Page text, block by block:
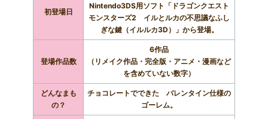
初登場日
Nintendo3DS用ソフト「ドラゴンクエスト
モンスターズ2 イルとルカの不思議なふし
ぎな鍵（イルルカ3D）」から登場。
登場作品数
6作品
（リメイク作品・完全版・アニメ・漫画など
を含めていない数字）
どんなまも
の？
チョコレートでできた バレンタイン仕様の
ゴーレム。